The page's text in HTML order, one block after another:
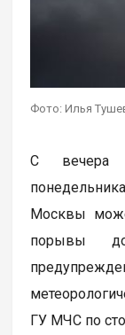
Фото: Илья
С вечера
Москвы
порывы
ГУ МЧС по